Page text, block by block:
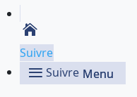
Suivre
Suivre